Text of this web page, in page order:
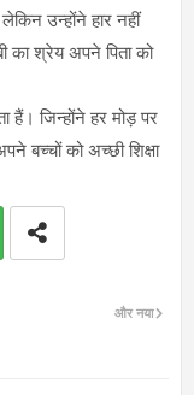
उन्होंने हार नहीं
का श्रेय अपने पिता को
हैं। जिन्होंने हर मोड़ पर
बच्चों को अच्छी शिक्षा
और नया